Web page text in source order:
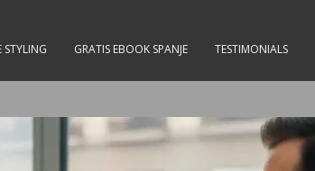
STYLING GRATIS EBOOK SPANJE TESTIMONIALS